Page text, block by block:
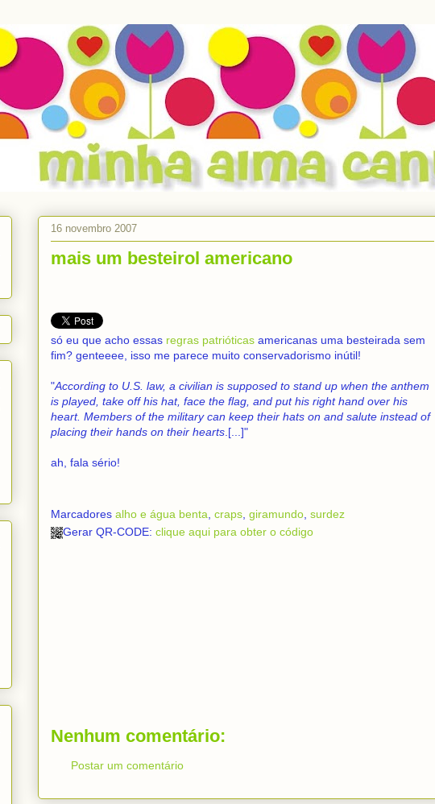
16 novembro 2007
mais um besteirol americano
só eu que acho essas regras patrióticas americanas uma besteirada sem
fim? genteeee, isso me parece muito conservadorismo inútil!
"According to U.S. law, a civilian is supposed to stand up when the anthem
is played, take off his hat, face the flag, and put his right hand over his
heart. Members of the military can keep their hats on and salute instead of
placing their hands on their hearts .[...]"
ah, fala sério!
Marcadores alho e água benta craps giramundo surdez
Gerar QR-CODE: clique aqui para obter o código
Nenhum comentário:
Postar um comentário